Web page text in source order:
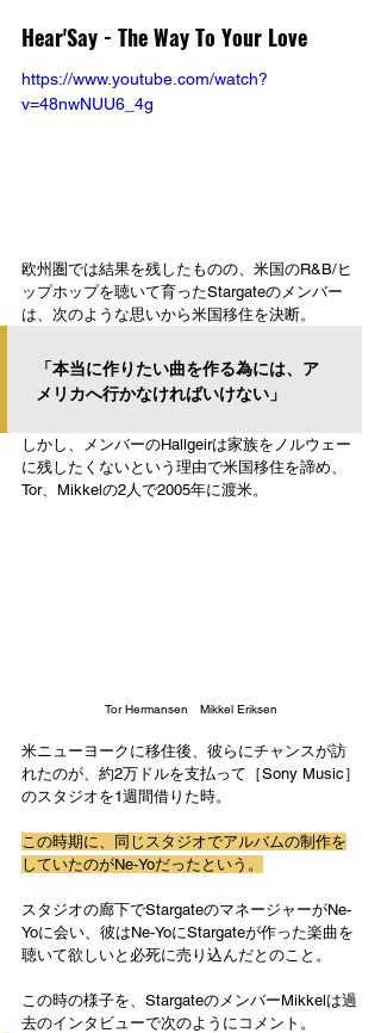
Hear'Say - The Way To Your Love
https://www.youtube.com/watch?
v=48nwNUU6_4g
欧州圏では結果を残したものの、米国のR&B/ヒ
ップホップを聴いて育ったStargateのメンバー
は、次のような思いから米国移住を決断。
「本当に作りたい曲を作る為には、ア
メリカへ行かなければいけない」
しかし、メンバーのHallgeirは家族をノルウェー
に残したくないという理由で米国移住を諦め、
Tor、Mikkelの2人で2005年に渡米。
Tor Hermansen　Mikkel Eriksen
米ニューヨークに移住後、彼らにチャンスが訪
れたのが、約2万ドルを支払って［Sony Music］
のスタジオを1週間借りた時。
この時期に、同じスタジオでアルバムの制作を
していたのがNe-Yoだったという。
スタジオの廊下でStargateのマネージャーがNe-
Yoに会い、彼はNe-YoにStargateが作った楽曲を
聴いて欲しいと必死に売り込んだとのこと。
この時の様子を、StargateのメンバーMikkelは過
去のインタビューで次のようにコメント。